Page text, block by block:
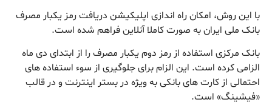
با این روش، امکان راه اندازی اپلیکیشن دریافت رمز یکبار مصرف
بانک ملی ایران به صورت کاملا آنلاین فراهم شده است.
بانک مرکزی استفاده از رمز دوم یکبار مصرف را از ابتدای دی ماه
الزامی کرده است. این الزام برای جلوگیری از سوء استفاده های
احتمالی از کارت های بانکی به ویژه در بستر اینترنت و در قالب
«فیشینگ» است.